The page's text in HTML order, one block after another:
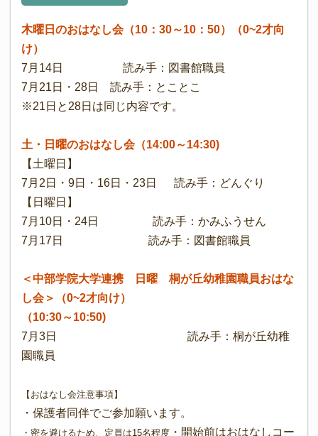
木曜日のおはなし会（10：30～10：50）（0~2才向
け）
7月14日 読み手：図書館職員
7月21日・28日 読み手：とことこ
※21日と28日は同じ内容です。
土・日曜のおはなし会（14:00～14:30)
【土曜日】
7月2日・9日・16日・23日 読み手：どんぐり
【日曜日】
7月10日・24日 読み手：かみふうせん
7月17日 読み手：図書館職員
＜中部学院大学連携 日曜 桐が丘幼稚園職員おはな
し会＞（0~2才向け）
（10:30～10:50)
7月3日 読み手：桐が丘幼稚
園職員
【おはなし会注意事項】
・保護者同伴でご参加願います。
・密を避けるため、定員は15名程度 ・開始前はおはなしコー